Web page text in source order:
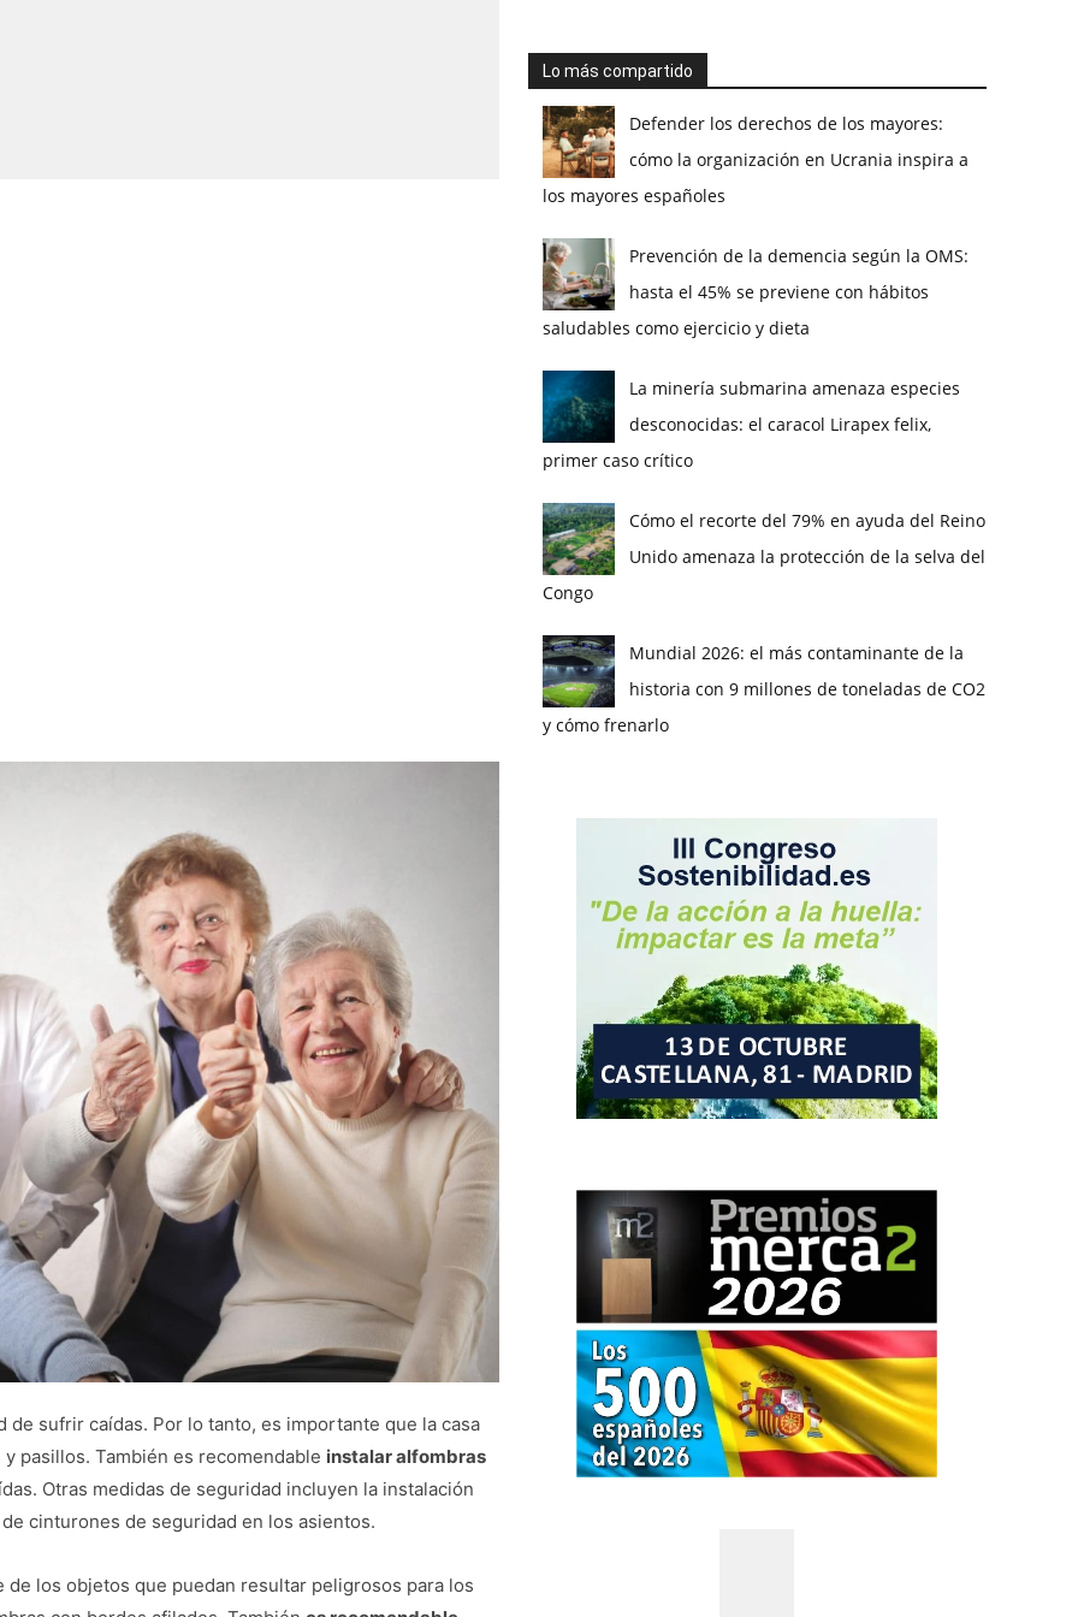
sufrir caídas. Por lo tanto, es importante que la casa
pasillos. También es recomendable instalar alfombras
Otras medidas de seguridad incluyen la instalación
cinturones de seguridad en los asientos.
los objetos que puedan resultar peligrosos para los
Lo más compartido
Defender los derechos de los mayores:
cómo la organización en Ucrania inspira a
los mayores españoles
Prevención de la demencia según la OMS:
hasta el 45% se previene con hábitos
saludables como ejercicio y dieta
La minería submarina amenaza especies
desconocidas: el caracol Lirapex felix,
primer caso crítico
Cómo el recorte del 79% en ayuda del Reino
Unido amenaza la protección de la selva del
Congo
Mundial 2026: el más contaminante de la
historia con 9 millones de toneladas de CO2
y cómo frenarlo